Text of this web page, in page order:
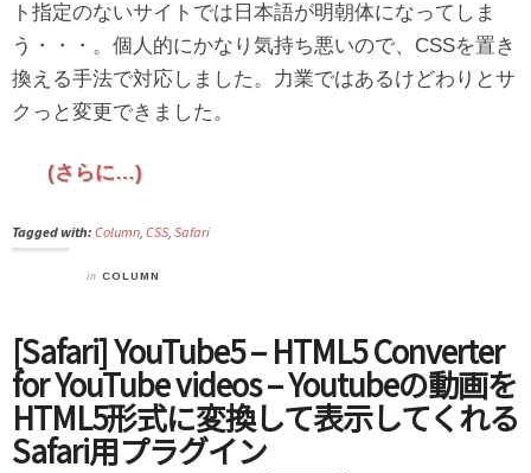
ト指定のないサイトでは日本語が明朝体になってしま
う・・・。個人的にかなり気持ち悪いので、CSSを置き
換える手法で対応しました。力業ではあるけどわりとサ
クっと変更できました。
(さらに…)
Tagged with: Column, CSS, Safari
in COLUMN
[Safari] YouTube5 – HTML5 Converter
for YouTube videos – Youtubeの動画を
HTML5形式に変換して表示してくれる
Safari用プラグイン